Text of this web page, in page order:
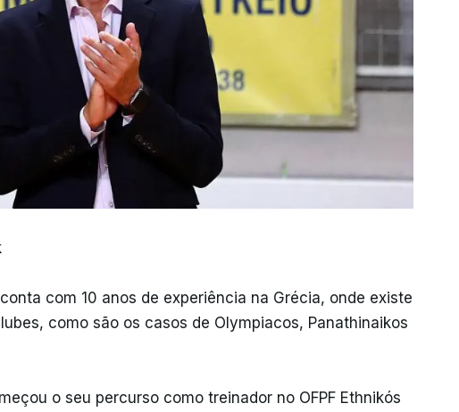
com 10 anos de experiência na Grécia, onde existe
como são os casos de Olympiacos, Panathinaikos
o seu percurso como treinador no OFPF Ethnikós